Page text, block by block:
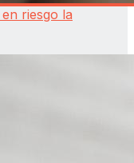
riesgo la